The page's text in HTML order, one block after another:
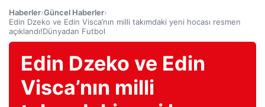
Haberler›Güncel Haberler›
Edin Dzeko ve Edin Visca’nın milli takımdaki yeni hocası resmen
açıklandı!Dünyadan Futbol
Edin Dzeko ve Edin
Visca’nın milli